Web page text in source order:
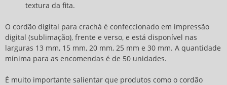
textura da fita.
O cordão digital para crachá é confeccionado em impressão
digital (sublimação), frente e verso, e está disponível nas
larguras 13 mm, 15 mm, 20 mm, 25 mm e 30 mm. A quantidade
mínima para as encomendas é de 50 unidades.
É muito importante salientar que produtos como o cordão